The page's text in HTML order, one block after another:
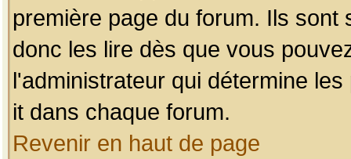
première page du forum. Ils
donc les lire dès que vous
l'administrateur qui détermine
it dans chaque forum.
Revenir en haut de page